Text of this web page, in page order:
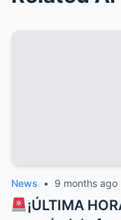
News • 9 months ago
¡ÚLTIMA